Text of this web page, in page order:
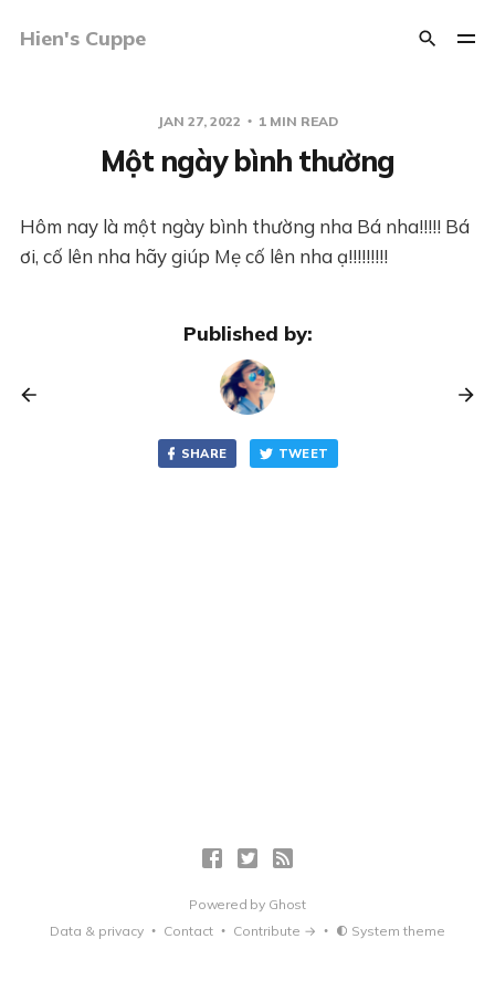
Hien's Cuppe
JAN 27, 2022 1 MIN READ
Một ngày bình thường
Hôm nay là một ngày bình thường nha Bá nha!!!!! Bá
ơi, cố lên nha hãy giúp Mẹ cố lên nha ạ!!!!!!!!!
Published by:
SHARE TWEET
Powered by Ghost
Data & privacy
Contact Contribute → System theme